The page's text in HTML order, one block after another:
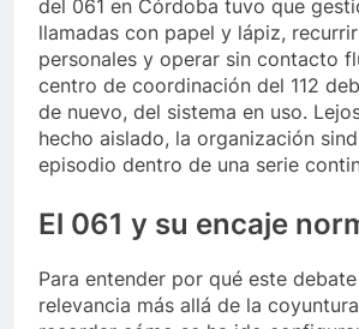
del 061 en Córdoba tuvo que
llamadas con papel y lápiz,
personales y operar sin contacto
centro de coordinación del 112
de nuevo, del sistema en uso.
hecho aislado, la organización
episodio dentro de una serie
El 061 y su encaje
Para entender por qué este
relevancia más allá de la